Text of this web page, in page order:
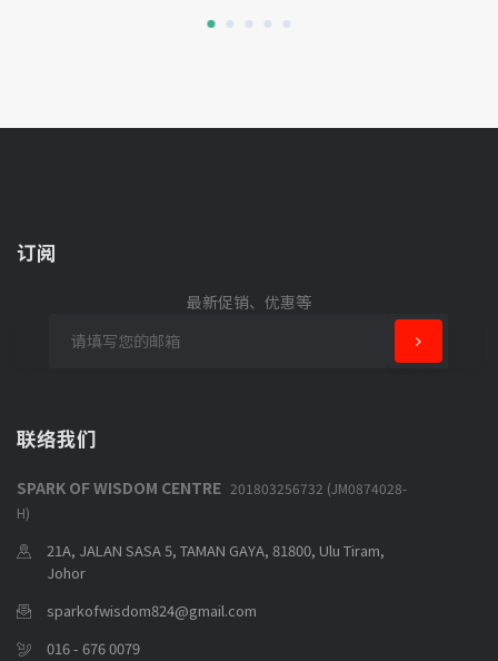
订阅
最新促销、优惠等
联络我们
SPARK OF WISDOM CENTRE 201803256732 (JM0874028-
H)
21A, JALAN SASA 5, TAMAN GAYA, 81800, Ulu Tiram,
Johor
sparkofwisdom824@gmail.com
016 - 676 0079